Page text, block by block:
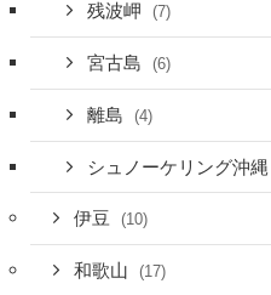
残波岬 (7)
宮古島 (6)
離島 (4)
シュノーケリング沖縄
伊豆 (10)
和歌山 (17)